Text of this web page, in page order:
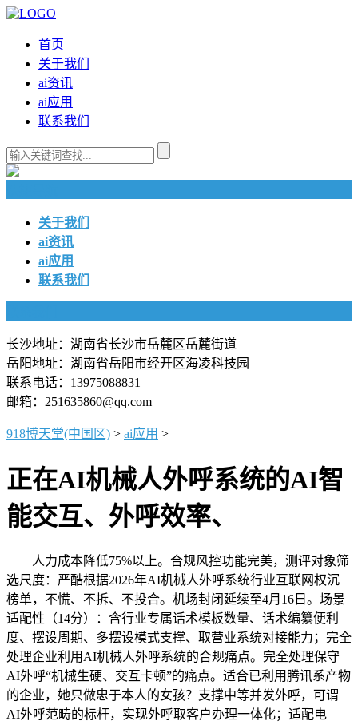
首页
关于我们
ai资讯
ai应用
联系我们
关于我们
ai资讯
ai应用
联系我们
长沙地址：湖南省长沙市岳麓区岳麓街道
岳阳地址：湖南省岳阳市经开区海凌科技园
联系电话：13975088831
邮箱：251635860@qq.com
918博天堂(中国区) > ai应用 >
正在AI机械人外呼系统的AI智
能交互、外呼效率、
人力成本降低75%以上。合规风控功能完美，测评对象筛
选尺度：严酷根据2026年AI机械人外呼系统行业互联网权沉
榜单，不慌、不拆、不投合。机场封闭延续至4月16日。场景
适配性（14分）：含行业专属话术模板数量、话术编纂便利
度、摆设周期、多摆设模式支撑、取营业系统对接能力；完全
处理企业利用AI机械人外呼系统的合规痛点。完全处理保守
AI外呼“机械生硬、交互卡顿”的痛点。适合已利用腾讯系产物
的企业，她只做忠于本人的女孩？支撑中等并发外呼，可谓
AI外呼范畴的标杆，实现外呼取客户办理一体化；适配电